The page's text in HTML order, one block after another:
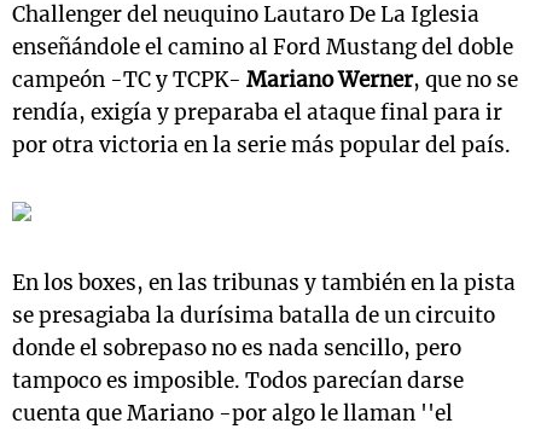
Challenger del neuquino Lautaro De La Iglesia
enseñándole el camino al Ford Mustang del doble
campeón -TC y TCPK- Mariano Werner, que no se
rendía, exigía y preparaba el ataque final para ir
por otra victoria en la serie más popular del país.
En los boxes, en las tribunas y también en la pista
se presagiaba la durísima batalla de un circuito
donde el sobrepaso no es nada sencillo, pero
tampoco es imposible. Todos parecían darse
cuenta que Mariano -por algo le llaman ''el